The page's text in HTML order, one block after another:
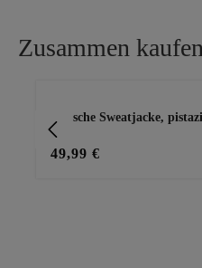
Zusammen
stylische Sweatjacke,
49,99 €